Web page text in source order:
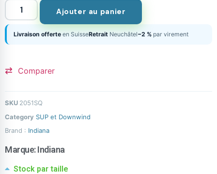
Ajouter au panier
Livraison offerte en SuisseRetrait Neuchâtel−2 % par virement
Comparer
SKU 2051SQ
Category SUP et Downwind
Brand : Indiana
Marque:Indiana
Stock par taille